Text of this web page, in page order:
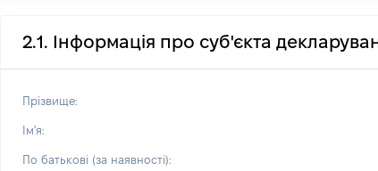
2.1. Інформація про суб'єкта
Прізвище:
Ім'я:
По батькові (за наявності):